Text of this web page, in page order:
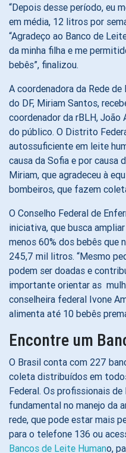
“Depois desse período, eu
em média, 12 litros por
“Agradeço ao Banco de
da minha filha e me
bebês”, finalizou.
A coordenadora da Rede
do DF, Miriam Santos,
coordenador da rBLH,
do público. O Distrito
autossuficiente em leite
causa da Sofia e por causa
Miriam, que agradeceu à
bombeiros, que fazem
O Conselho Federal de
iniciativa, que busca
menos 60% dos bebês que
245,7 mil litros. “Mesmo
podem ser doadas e
importante orientar as
conselheira federal Ivone
alimenta até 10 bebês
Encontre um
O Brasil conta com 227
coleta distribuídos em
Federal. Os profissionais
fundamental no manejo da
rede, que pode estar mais
para o telefone 136 ou
Bancos de Leite Humano,